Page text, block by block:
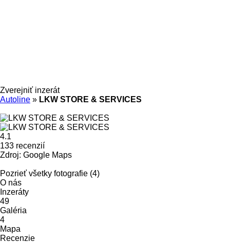
Zverejniť inzerát
Autoline » LKW STORE & SERVICES
4.1
133 recenzií
Zdroj: Google Maps
Pozrieť všetky fotografie (4)
O nás
Inzeráty
49
Galéria
4
Mapa
Recenzie